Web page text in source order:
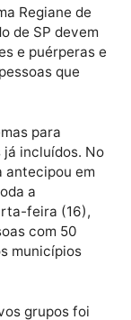
de IFA.
prevista
deve ser
a vacinação
estados e,
sem o
de abril. De
Regiane de
de SP
e